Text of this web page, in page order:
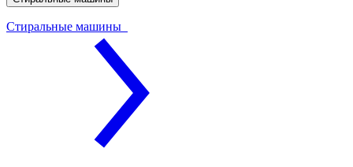
Стиральные машины